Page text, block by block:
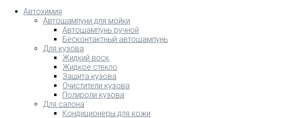
Автохимия
Автошампуни для мойки
Автошампунь ручной
Бесконтактный автошампунь
Для кузова
Жидкий воск
Жидкое стекло
Защита кузова
Очистители кузова
Полироли кузова
Для салона
Кондиционеры для кожи